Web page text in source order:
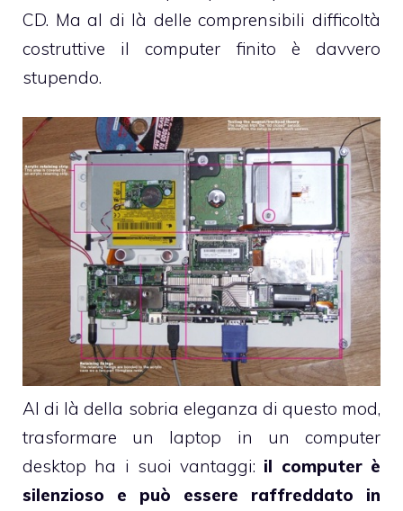
CD. Ma al di là delle comprensibili difficoltà
costruttive il computer finito è davvero
stupendo.
Al di là della sobria eleganza di questo mod,
trasformare un laptop in un computer
desktop ha i suoi vantaggi: il computer è
silenzioso e può essere raffreddato in